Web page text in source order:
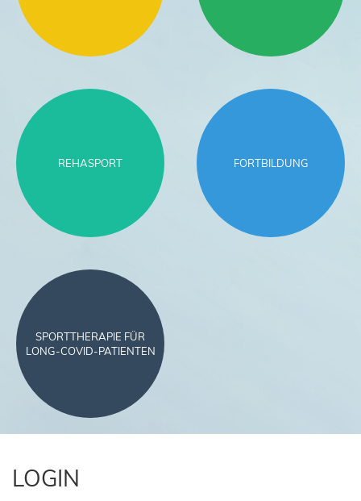
REHASPORT FORTBILDUNG
SPORTTHERAPIE FÜR
LONG-COVID-PATIENTEN
LOGIN